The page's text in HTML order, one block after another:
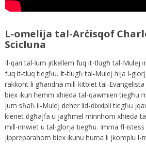
L-omelija tal-Arċisqof
Scicluna
Il-qari tal-lum jitkellem fuq it-tlugħ tal-Mulej
fuq it-tluq tiegħu. It-tlugħ tal-Mulej hija l-
rakkont li għandna mill-kitbiet tal-
biex ikun hemm xhieda tal-qawmien tiegħu
jum sħaħ il-Mulej deher lid-dixxipli tiegħu
kienet dgħajfa u jagħmel minnhom xhieda
mill-imwiet u tal-glorja tiegħu. Imma fl-istess
jippreparahom biex ikunu huma li jkomplu l-